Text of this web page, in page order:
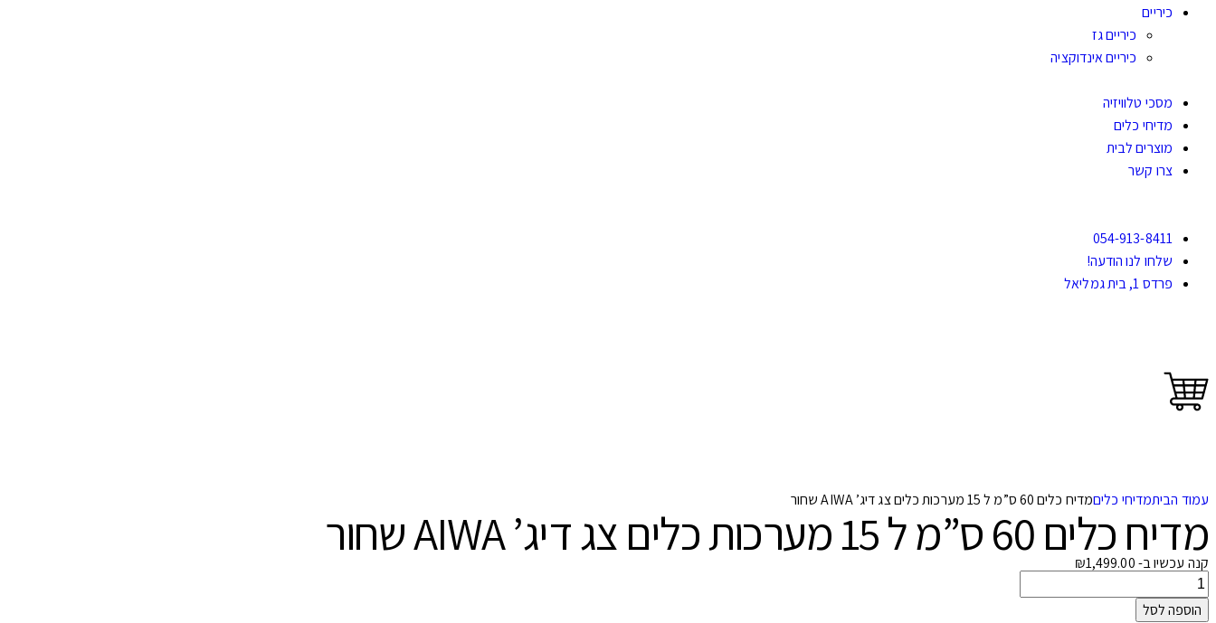
כיריים
כיריים גז
כיריים אינדוקציה
מסכי טלוויזיה
מדיחי כלים
מוצרים לבית
צרו קשר
054-913-8411
שלחו לנו הודעה!
פרדס 1, בית גמליאל
עמוד הביתמדיחי כליםמדיח כלים 60 ס”מ ל 15 מערכות כלים צג דיג’ AIWA שחור
מדיח כלים 60 ס”מ ל 15 מערכות כלים צג דיג’ AIWA שחור
קנה עכשיו ב- ₪1,499.00
הוספה לסל